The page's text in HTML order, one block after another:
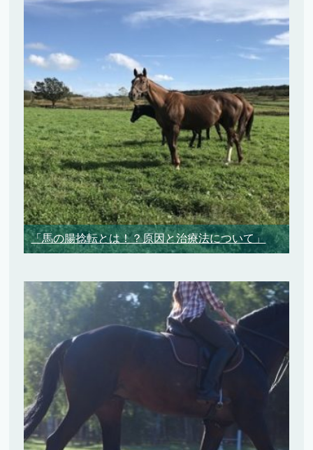
「馬の腸捻転とは！？原因と治療法について」